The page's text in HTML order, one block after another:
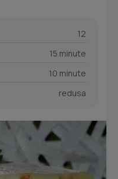
12
15 minute
10 minute
redusa